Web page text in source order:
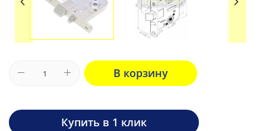
В корзину
Купить в 1 клик